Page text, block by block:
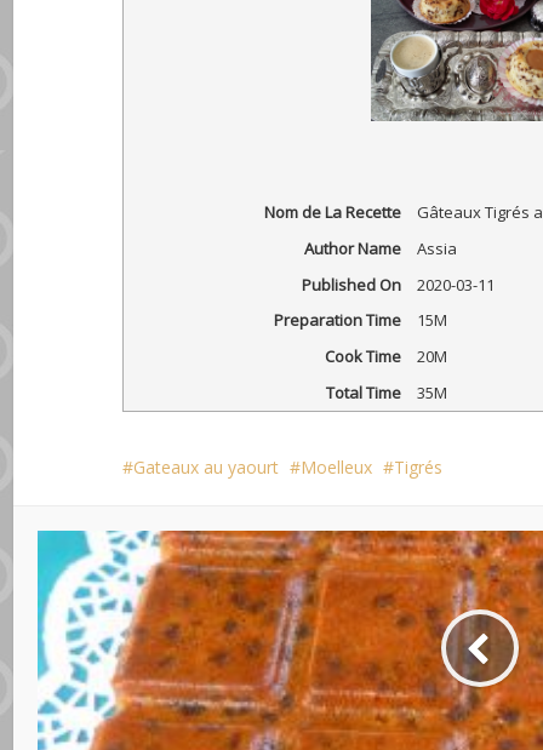
Nom de La Recette
Gâteaux Tigrés
Author Name
Assia
Published On
2020-03-11
Preparation Time
15M
Cook Time
20M
Total Time
35M
Gateaux au yaourt Moelleux Tigrés